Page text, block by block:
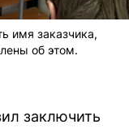
имя заказчика,
об этом.
заключить